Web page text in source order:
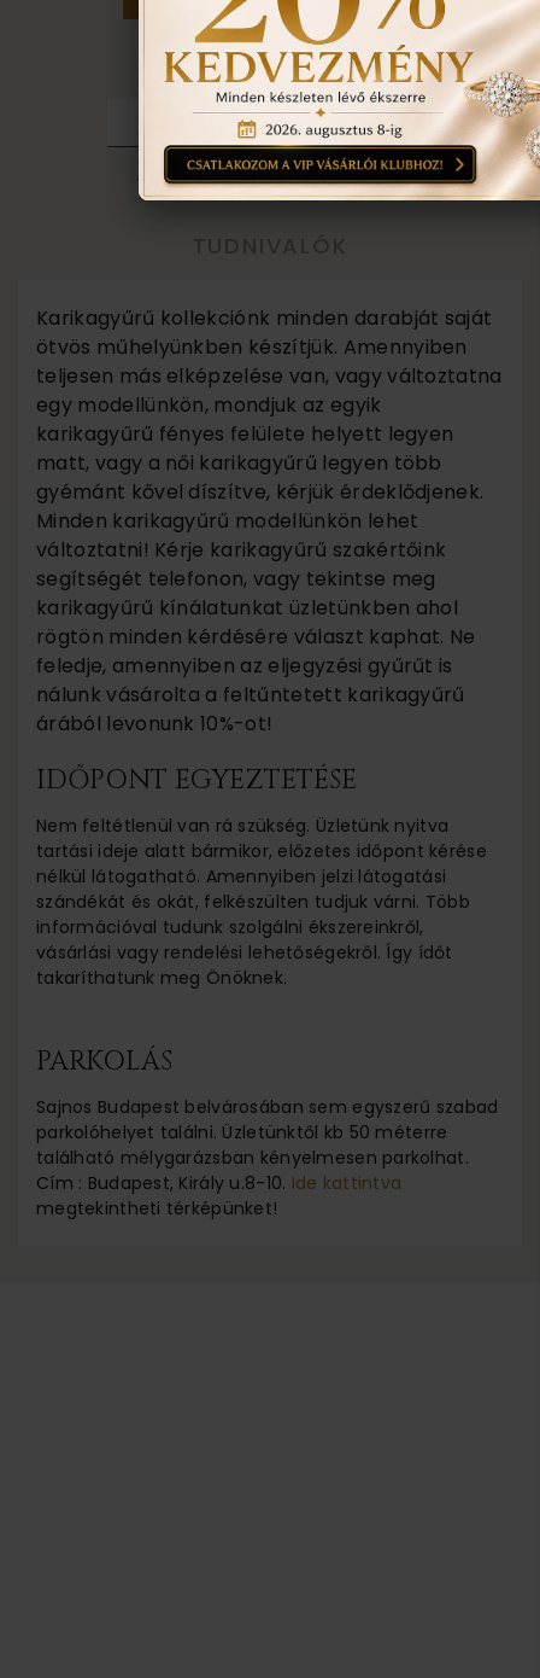
EGYEZTETÉS
TOVÁBBI INFORMÁCIÓ
TUDNIVALÓK
Karikagyűrű kollekciónk minden darabját saját
ötvös műhelyünkben készítjük. Amennyiben
teljesen más elképzelése van, vagy változtatna
egy modellünkön, mondjuk az egyik
karikagyűrű fényes felülete helyett legyen
matt, vagy a női karikagyűrű legyen több
gyémánt kővel díszítve, kérjük érdeklődjenek.
Minden karikagyűrű modellünkön lehet
változtatni! Kérje karikagyűrű szakértőink
segítségét telefonon, vagy tekintse meg
karikagyűrű kínálatunkat üzletünkben ahol
rögtön minden kérdésére választ kaphat. Ne
feledje, amennyiben az eljegyzési gyűrűt is
nálunk vásárolta a feltűntetett karikagyűrű
árából levonunk 10%-ot!
IDŐPONT EGYEZTETÉSE
Nem feltétlenül van rá szükség. Üzletünk nyitva
tartási ideje alatt bármikor, előzetes időpont kérése
nélkül látogatható. Amennyiben jelzi látogatási
szándékát és okát, felkészülten tudjuk várni. Több
információval tudunk szolgálni ékszereinkről,
vásárlási vagy rendelési lehetőségekről. Így ídőt
takaríthatunk meg Önöknek.
PARKOLÁS
Sajnos Budapest belvárosában sem egyszerű szabad
parkolóhelyet találni. Üzletünktől kb 50 méterre
található mélygarázsban kényelmesen parkolhat.
Cím : Budapest, Király u.8-10. Ide kattintva
megtekintheti térképünket!